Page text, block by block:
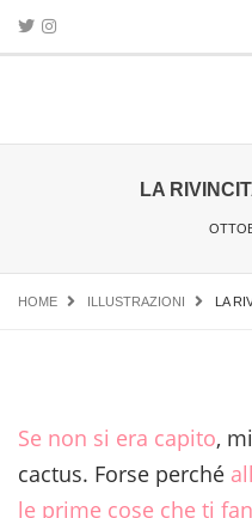
LA
HOME ILLUSTRAZIONI LA
Se non si era capito,
cactus. Forse perché
le prime cose che ti